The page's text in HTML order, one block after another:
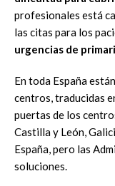
profesionales está
las citas para los
urgencias de
En toda España
centros, traducidas
puertas de los
Castilla y León,
España, pero las
soluciones.